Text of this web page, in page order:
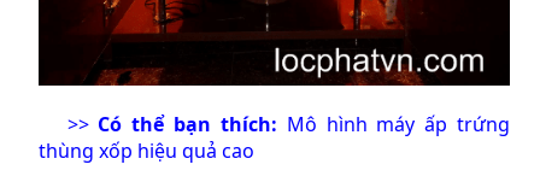
>> Có thể bạn thích: Mô hình máy ấp trứng
thùng xốp hiệu quả cao